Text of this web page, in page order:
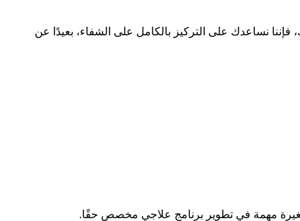
نساعدك على التركيز بالكامل على الشفاء، بعيدًا عن
مهمة في تطوير برنامج علاجي مخصص حقًا.